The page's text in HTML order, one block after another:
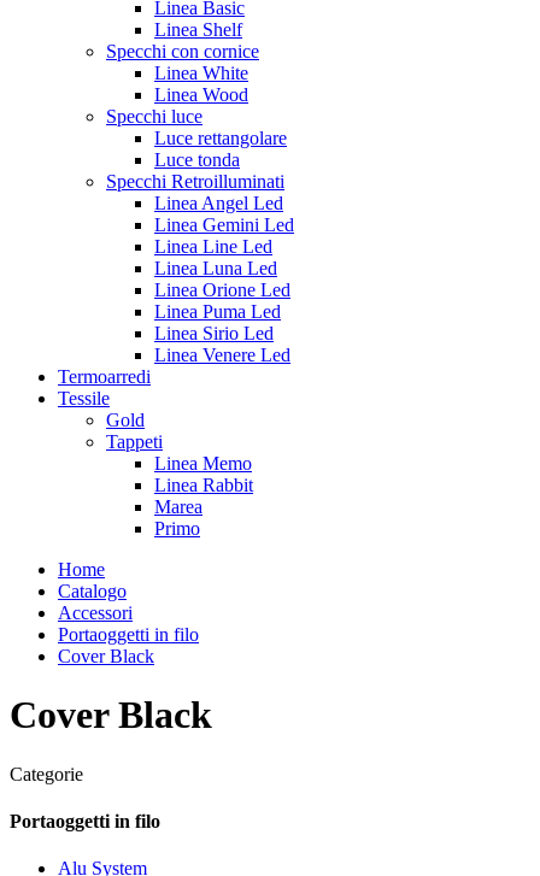
Linea Basic
Linea Shelf
Specchi con cornice
Linea White
Linea Wood
Specchi luce
Luce rettangolare
Luce tonda
Specchi Retroilluminati
Linea Angel Led
Linea Gemini Led
Linea Line Led
Linea Luna Led
Linea Orione Led
Linea Puma Led
Linea Sirio Led
Linea Venere Led
Termoarredi
Tessile
Gold
Tappeti
Linea Memo
Linea Rabbit
Marea
Primo
Home
Catalogo
Accessori
Portaoggetti in filo
Cover Black
Cover Black
Categorie
Portaoggetti in filo
Alu System